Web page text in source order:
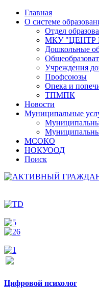
Главная
О системе
Отдел
МКУ
Дошкольные
Учреждения
Профсоюзы
Опека и
ТПМПК
Новости
Муниципальные
МСОКО
НОКУООД
Поиск
Цифровой психолог